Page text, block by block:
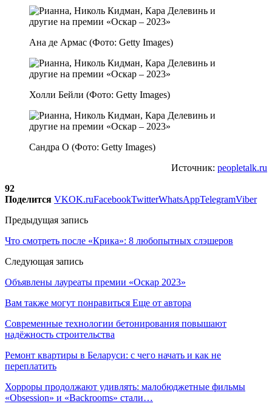
Ана де Армас (Фото: Getty Images)
Холли Бейли (Фото: Getty Images)
Сандра О (Фото: Getty Images)
Источник: peopletalk.ru
92
Поделится VKOK.ruFacebookTwitterWhatsAppTelegramViber
Предыдущая запись
Что смотреть после «Крика»: 8 любопытных слэшеров
Следующая запись
Объявлены лауреаты премии «Оскар 2023»
Вам также могут понравиться Еще от автора
Современные технологии бетонирования повышают
надёжность строительства
Ремонт квартиры в Беларуси: с чего начать и как не
переплатить
Хорроры продолжают удивлять: малобюджетные фильмы
«Obsession» и «Backrooms» стали…